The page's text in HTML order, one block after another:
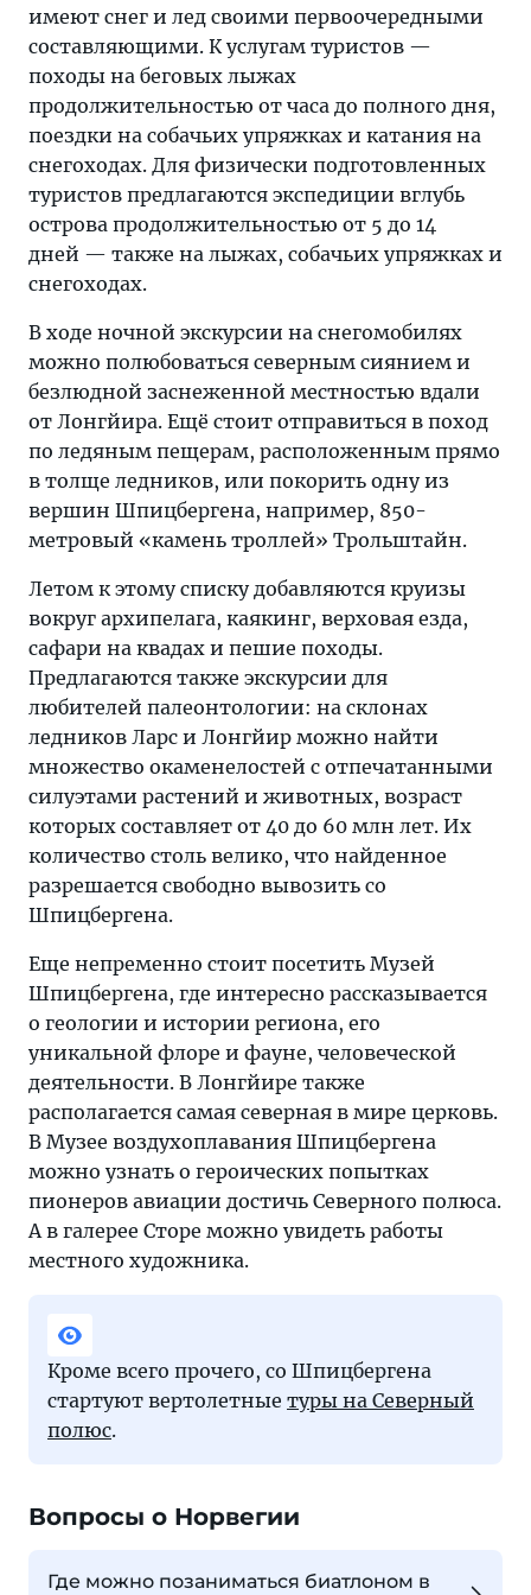
имеют снег и лед своими первоочередными
составляющими. К услугам туристов —
походы на беговых лыжах
продолжительностью от часа до полного дня,
поездки на собачьих упряжках и катания на
снегоходах. Для физически подготовленных
туристов предлагаются экспедиции вглубь
острова продолжительностью от 5 до 14
дней — также на лыжах, собачьих упряжках и
снегоходах.
В ходе ночной экскурсии на снегомобилях
можно полюбоваться северным сиянием и
безлюдной заснеженной местностью вдали
от Лонгйира. Ещё стоит отправиться в поход
по ледяным пещерам, расположенным прямо
в толще ледников, или покорить одну из
вершин Шпицбергена, например, 850-
метровый «камень троллей» Трольштайн.
Летом к этому списку добавляются круизы
вокруг архипелага, каякинг, верховая езда,
сафари на квадах и пешие походы.
Предлагаются также экскурсии для
любителей палеонтологии: на склонах
ледников Ларс и Лонгйир можно найти
множество окаменелостей с отпечатанными
силуэтами растений и животных, возраст
которых составляет от 40 до 60 млн лет. Их
количество столь велико, что найденное
разрешается свободно вывозить со
Шпицбергена.
Еще непременно стоит посетить Музей
Шпицбергена, где интересно рассказывается
о геологии и истории региона, его
уникальной флоре и фауне, человеческой
деятельности. В Лонгйире также
располагается самая северная в мире церковь.
В Музее воздухоплавания Шпицбергена
можно узнать о героических попытках
пионеров авиации достичь Северного полюса.
А в галерее Сторе можно увидеть работы
местного художника.
Кроме всего прочего, со Шпицбергена
стартуют вертолетные туры на Северный
полюс.
Вопросы о Норвегии
Где можно позаниматься биатлоном в